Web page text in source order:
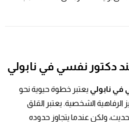
دكتور نفسي في نابولي
في نابولي يعتبر خطوة حيوية نحو
الشخصية. يعتبر القلق
ولكن عندما يتجاوز حدوده